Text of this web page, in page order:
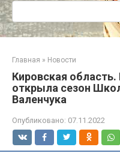
Поиск:
Главная » Новости
Кировская
открыла сезон
Валенчука
Опубликовано: 07.11.2022